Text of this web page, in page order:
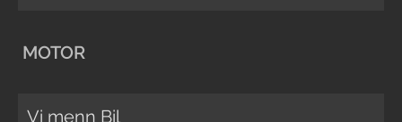
MOTOR
Vi menn Bil